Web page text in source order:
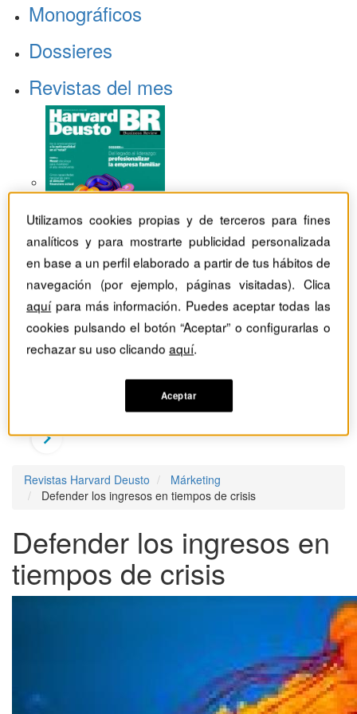
Monográficos
Dossieres
Revistas del mes
Revistas Harvard Deusto
Márketing
Defender los ingresos en tiempos de crisis
Defender los ingresos en
tiempos de crisis
Utilizamos cookies propias y de terceros para fines
analíticos y para mostrarte publicidad personalizada
en base a un perfil elaborado a partir de tus hábitos de
navegación (por ejemplo, páginas visitadas). Clica
aquípara más información. Puedes aceptar todas las
cookies pulsando el botón “Aceptar” o configurarlas o
rechazar su uso clicandoaquí.
Aceptar